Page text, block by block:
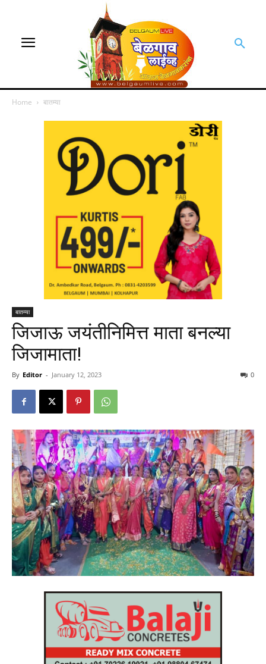
Home बातम्या
बातम्या
जिजाऊ जयंतीनिमित्त माता बनल्या
जिजामाता!
By Editor - January 12, 2023 0